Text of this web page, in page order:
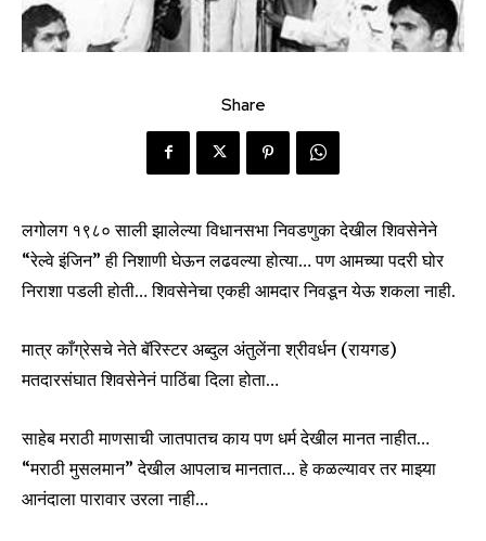
Share
लगोलग १९८० साली झालेल्या विधानसभा निवडणुका देखील शिवसेनेने
“रेल्वे इंजिन” ही निशाणी घेऊन लढवल्या होत्या… पण आमच्या पदरी घोर
निराशा पडली होती… शिवसेनेचा एकही आमदार निवडून येऊ शकला नाही.
मात्र काँग्रेसचे नेते बॅरिस्टर अब्दुल अंतुलेंना श्रीवर्धन (रायगड)
मतदारसंघात शिवसेनेनं पाठिंबा दिला होता…
साहेब मराठी माणसाची जातपातच काय पण धर्म देखील मानत नाहीत…
“मराठी मुसलमान” देखील आपलाच मानतात… हे कळल्यावर तर माझ्या
आनंदाला पारावार उरला नाही…